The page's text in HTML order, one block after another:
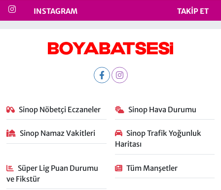
INSTAGRAM TAKIP ET
Sinop Nöbetçi Eczaneler Sinop Hava Durumu
Sinop Namaz Vakitleri
Sinop Trafik Yoğunluk
Haritası
Süper Lig Puan Durumu
ve Fikstür
Tüm Manşetler